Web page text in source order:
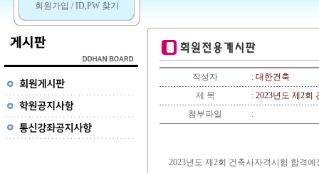
회원가입 /ID,PW 찾기
작성자 : 대한건축
제 목
: 2023년도 제2회
첨부파일
:
2023년도 제2회 건축사자격시험 합격예